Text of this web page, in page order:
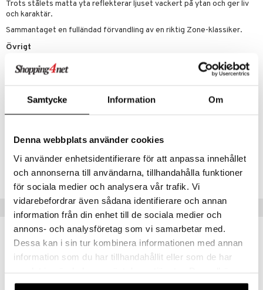
Samtycke Information Om
Denna webbplats använder cookies
Vi använder enhetsidentifierare för att anpassa innehållet
och annonserna till användarna, tillhandahålla funktioner
för sociala medier och analysera vår trafik. Vi
vidarebefordrar även sådana identifierare och annan
information från din enhet till de sociala medier och
annons- och analysföretag som vi samarbetar med.
Dessa kan i sin tur kombinera informationen med annan
information som du har tillhandahållit eller som de har
våra cookies vid fortsatt användande av vår webbplats.
Trots stålets matta yta reflekterar ljuset vackert på ytan och ger liv
och karaktär.
Sammantaget en fulländad förvandling av en riktig Zone-klassiker.
Övrigt
Kapacitet 400 cl
Höjd 22cm
IUB64-1-TL
Lägsta pris senaste 30 dagarna: 1445 kr
Populära produkter